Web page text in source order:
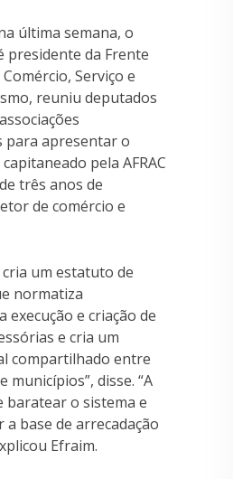
última semana, o
presidente da Frente
Serviço e
reuniu deputados
para apresentar o
pela AFRAC
três anos de
de comércio e
um estatuto de
normatiza
execução e criação de
e cria um
compartilhado entre
municípios”, disse. “A
baratear o sistema e
base de arrecadação
Efraim.